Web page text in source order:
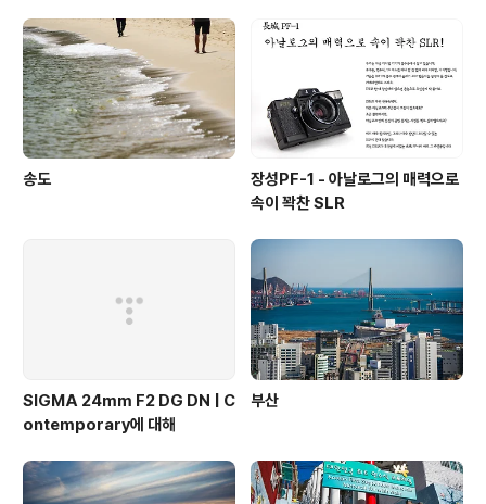
시아(Loxia)라는 새로운 렌즈군이 바로 그 실험적인 행보
의 전위부대다. 미래를 위한 과감한 배팅 2014년 9월 자
이스는 록시아(Loxia)라는 새로운 렌즈군을 론칭했다. 광
학회사가 렌즈를 발매..
송도
장성PF-1 - 아날로그의 매력으로
속이 꽉찬 SLR
SIGMA 24mm F2 DG DN | C
ontemporary에 대해
부산